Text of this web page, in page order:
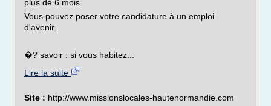
plus de 6 mois.
Vous pouvez poser votre candidature à un emploi
d'avenir.
�? savoir : si vous habitez...
Lire la suite
Site : http://www.missionslocales-hautenormandie.com